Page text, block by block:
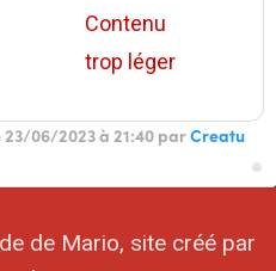
Contenu
trop léger
23/06/2023 à 21:40 parCreatu
de Mario, site créé par